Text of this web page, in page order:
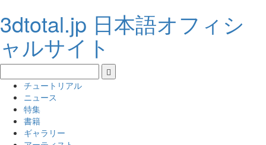
3dtotal.jp 日本語オフィシ
ャルサイト
チュートリアル
ニュース
特集
書籍
ギャラリー